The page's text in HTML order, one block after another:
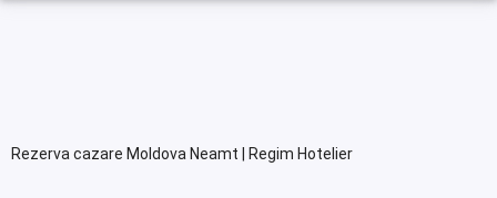
Rezerva cazare Moldova Neamt | Regim Hotelier